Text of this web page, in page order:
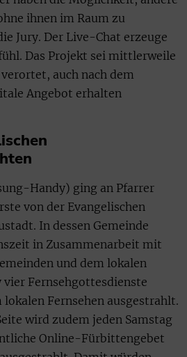
ihnen im Raum zu
Jury. Der Live-Chat erzeuge
Das Projekt sei mittlerweile
auch nach dem
Angebot erhalten
Handy) ging an Pfarrer
von der Evangelischen
In dessen Gemeinde
in Zusammenarbeit mit
und dem lokalen
vier Fernsehgottesdienste
Fernsehen ausgestrahlt.
wird zudem jeden Samstag
Online-Fürbittengebet